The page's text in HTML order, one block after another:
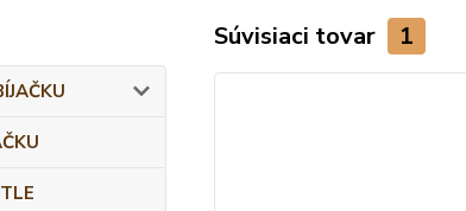
Súvisiaci tovar 1